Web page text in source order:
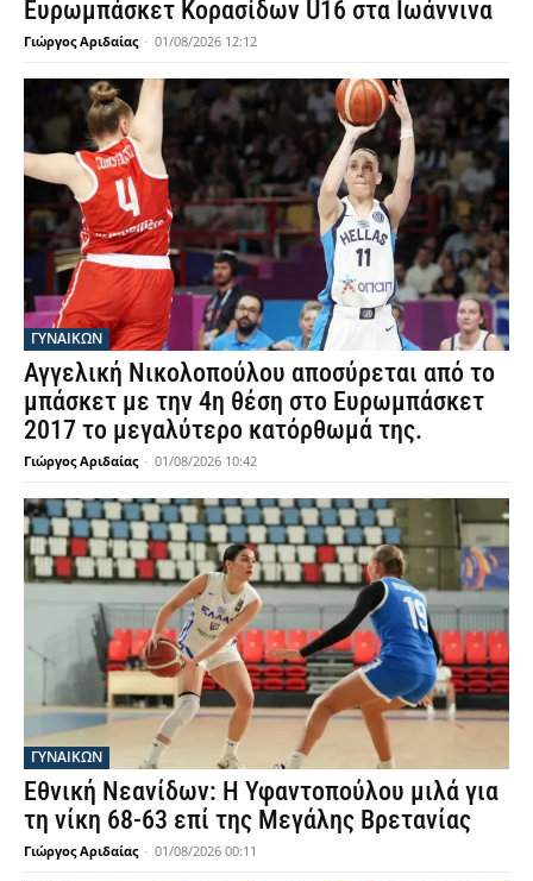
Ευρωμπάσκετ Κορασίδων U16 στα Ιωάννινα
Γιώργος Αριδαίας - 01/08/2026 12:12
ΓΥΝΑΙΚΩΝ
Αγγελική Νικολοπούλου αποσύρεται από το
μπάσκετ με την 4η θέση στο Ευρωμπάσκετ
2017 το μεγαλύτερο κατόρθωμά της.
Γιώργος Αριδαίας - 01/08/2026 10:42
ΓΥΝΑΙΚΩΝ
Εθνική Νεανίδων: Η Υφαντοπούλου μιλά για
τη νίκη 68-63 επί της Μεγάλης Βρετανίας
Γιώργος Αριδαίας - 01/08/2026 00:11